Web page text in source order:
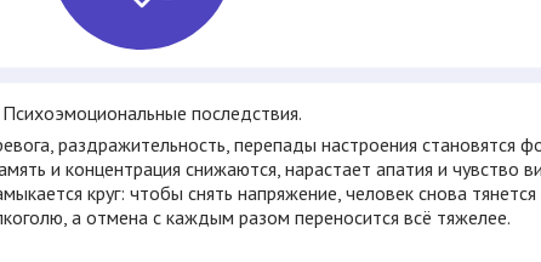
Психоэмоциональные последствия.
раздражительность, перепады настроения становятся
и концентрация снижаются, нарастает апатия и чувство
круг: чтобы снять напряжение, человек снова тянется
а отмена с каждым разом переносится всё тяжелее.